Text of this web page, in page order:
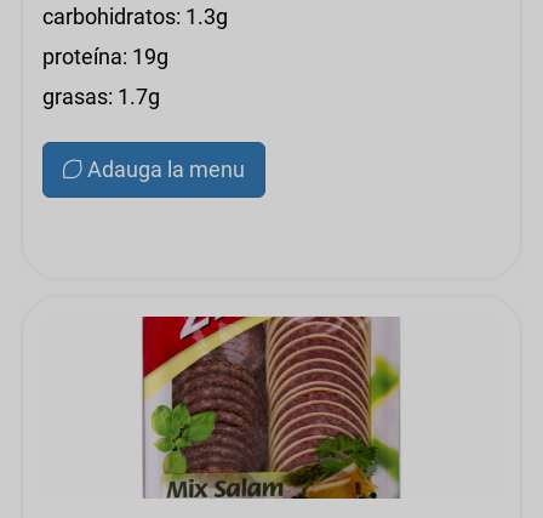
carbohidratos: 1.3g
proteína: 19g
grasas: 1.7g
Adauga la menu